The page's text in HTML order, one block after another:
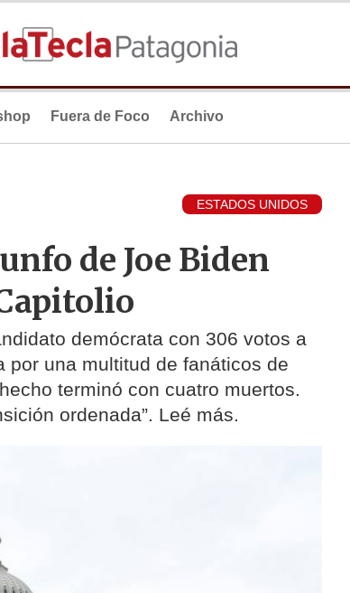
Fuera de Foco Archivo
ESTADOS UNIDOS
de Joe Biden
demócrata con 306 votos a
por una multitud de fanáticos de
terminó con cuatro muertos.
ordenada”. Leé más.